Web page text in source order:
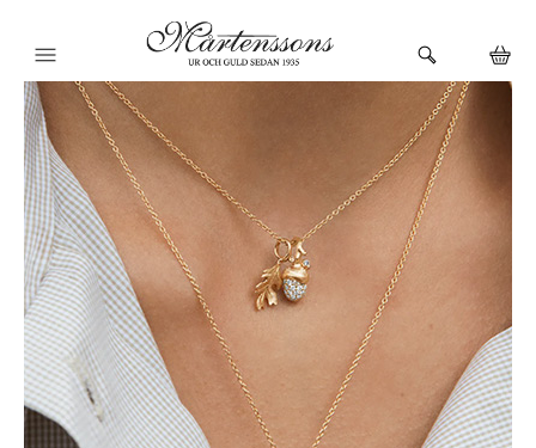
KLOCKOR
VARUMÄRKEN
SMYCKEN
BUTIKEN
URMAKERI